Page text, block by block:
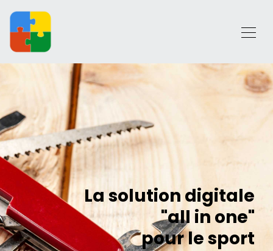
La solution digitale
"all in one"
pour le sport